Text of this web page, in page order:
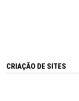
CRIAÇÃO DE SITES